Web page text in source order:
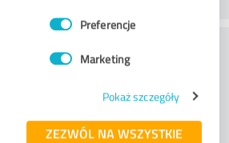
Preferencje
Marketing
Pokaż szczegóły
ZEZWÓL NA WSZYSTKIE
Obsługa klienta